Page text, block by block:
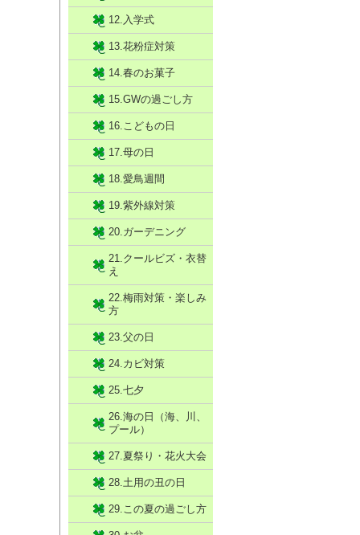
12.入学式
13.花粉症対策
14.春のお菓子
15.GWの過ごし方
16.こどもの日
17.母の日
18.愛鳥週間
19.紫外線対策
20.ガーデニング
21.クールビズ・衣替
え
22.梅雨対策・楽しみ
方
23.父の日
24.カビ対策
25.七夕
26.海の日（海、川、
プール）
27.夏祭り・花火大会
28.土用の丑の日
29.この夏の過ごし方